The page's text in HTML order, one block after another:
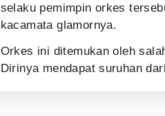
selaku pemimpin orkes
kacamata glamornya.
Orkes ini ditemukan oleh
Dirinya mendapat suruhan